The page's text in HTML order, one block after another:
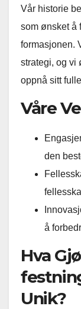
Vår historie
som ønsket å
formasjonen.
strategi, og vi
oppnå sitt
Våre
den
å
Hva
Unik?